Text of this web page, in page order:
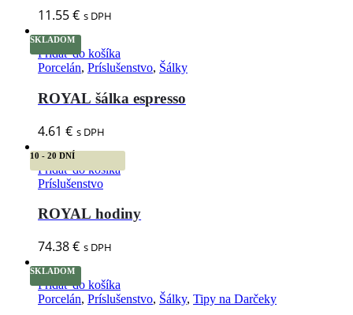
11.55€ s DPH
SKLADOM
Pridať do košíka
Porcelán, Príslušenstvo, Šálky
ROYAL šálka espresso
4.61€ s DPH
10 - 20 DNÍ
Pridať do košíka
Príslušenstvo
ROYAL hodiny
74.38€ s DPH
SKLADOM
Pridať do košíka
Porcelán, Príslušenstvo, Šálky, Tipy na Darčeky